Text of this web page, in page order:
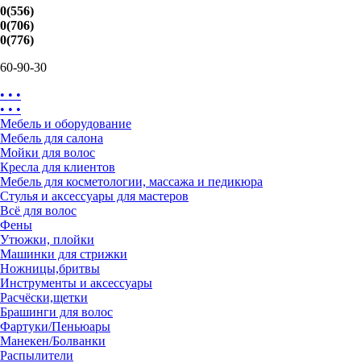
0(556)
0(706)
0(776)
60-90-30
• • •
• • •
Мебель и оборудование
Мебель для салона
Мойки для волос
Кресла для клиентов
Мебель для косметологии, массажа и педикюра
Стулья и аксессуары для мастеров
Всё для волос
Фены
Утюжки, плойки
Машинки для стрижки
Ножницы,бритвы
Инструменты и аксессуары
Расчёски,щетки
Брашинги для волос
Фартуки/Пеньюары
Манекен/Болванки
Распылители